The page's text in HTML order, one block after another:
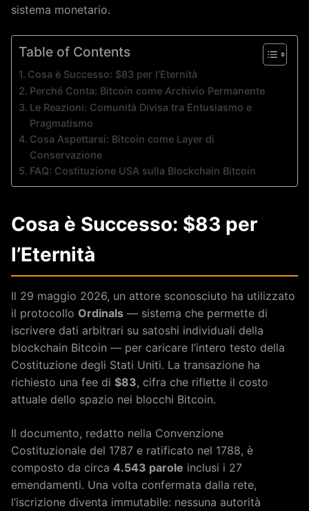
sistema monetario.
Table of Contents
Cosa è Successo: $83 per l’Eternità
Perché Conta: Bitcoin come Archivio Permanente
Le Reazioni: Comunità Divisa tra Entusiasmo e
Pragmatismo
Cosa Aspettarsi: Bitcoin come Layer di
Conservazione
FAQ: Costituzione USA sulla Blockchain Bitcoin
Cosa è Successo: $83 per
l’Eternità
Il 29 maggio 2026, un attore sconosciuto ha utilizzato
il protocollo Ordinals — sistema che permette di
iscrivere dati arbitrari su satoshi individuali della
blockchain Bitcoin — per caricare l’intero testo della
Costituzione degli Stati Uniti. La transazione ha
richiesto una fee di $83, cifra che riflette il costo
attuale dello spazio nei blocchi Bitcoin.
Il documento, redatto nella Convenzione
Costituzionale del 1787 e ratificato nel 1788, è
composto da circa 4.543 parole inclusi i 27
emendamenti. Una volta confermata dalla rete,
l’iscrizione diventa immutabile: nessuna autorità